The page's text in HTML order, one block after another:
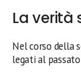
La verità
Nel corso della
legati al